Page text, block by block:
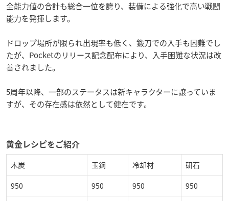
全能力値の合計も総合一位を誇り、装備による強化で高い戦闘
能力を発揮します。
ドロップ場所が限られ出現率も低く、鍛刀での入手も困難でし
たが、Pocketのリリース記念配布により、入手困難な状況は改
善されました。
5周年以降、一部のステータスは新キャラクターに譲っていま
すが、その存在感は依然として健在です。
黄金レシピをご紹介
木炭 玉鋼 冷却材 研石
950 950 950 950